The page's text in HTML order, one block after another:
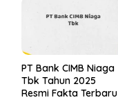
PT Bank CIMB Niaga
Tbk Tahun 2025
Resmi Fakta Terbaru